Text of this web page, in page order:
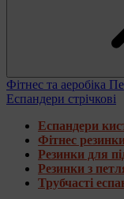
Фітнес та аеробіка
Еспандери стрічкові
Еспандери
Фітнес
Резинки для
Резинки з
Трубчасті